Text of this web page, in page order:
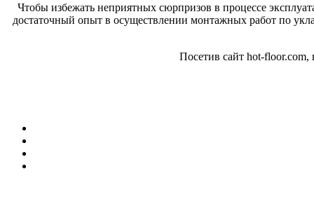
Чтобы избежать неприятных сюрпризов в процессе
достаточный опыт в осуществлении монтажных работ по
Посетив сайт hot-